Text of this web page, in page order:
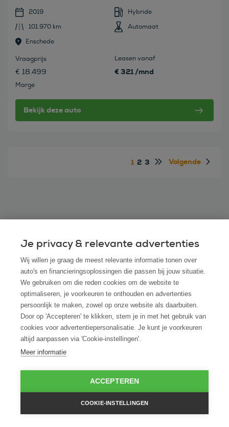
2019
Hybride
101.970 km
Automaat
Enschede
Vraagprijs
€ 18.499
Marge
Leasen vanaf
€ 321 /mnd
Bekijk deze auto
1 2 3 Volgende
Heb je vragen of wil je meer
informatie?
Neem dan contact op met ROS finance
085 0431 747
Of stuur een e-mail naar
Bekijk alle veelgestelde vragen
Je privacy & relevante advertenties
Wij willen je graag de meest relevante informatie tonen over
auto's en financieringsoplossingen die passen bij jouw situatie.
We gebruiken om die reden cookies om de website te
optimaliseren, je voorkeuren te onthouden en advertenties
persoonlijk te maken, zowel op onze website als daarbuiten.
Door op 'Accepteren' te klikken, stem je in met het gebruik van
cookies voor advertentiepersonalisatie. Je kunt je voorkeuren
altijd aanpassen via 'Cookie-instellingen'.
Meer informatie
ACCEPTEREN
COOKIE-INSTELLINGEN